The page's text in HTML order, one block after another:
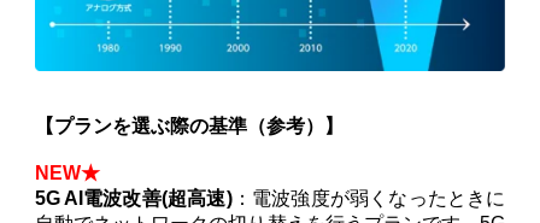
【プランを選ぶ際の基準（参考）】
NEW★
5G AI電波改善(超高速)：電波強度が弱くなったときに